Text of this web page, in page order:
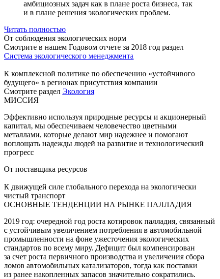
амбициозных задач как в плане роста бизнеса, так
и в плане решения экологических проблем.
Читать полностью
От соблюдения экологических норм
Смотрите в нашем Годовом отчете за 2018 год раздел
Система экологического менеджмента
К комплексной политике по обеспечению «устойчивого
будущего» в регионах присутствия компании
Смотрите раздел Экология
МИССИЯ
Эффективно используя природные ресурсы и акционерный
капитал, мы обеспечиваем человечество цветными
металлами, которые делают мир надежнее и помогают
воплощать надежды людей на развитие и технологический
прогресс
От поставщика ресурсов
К движущей силе глобального перехода на экологически
чистый транспорт
ОСНОВНЫЕ ТЕНДЕНЦИИ НА РЫНКЕ ПАЛЛАДИЯ
2019 год: очередной год роста котировок палладия, связанный
с устойчивым увеличением потребления в автомобильной
промышленности на фоне ужесточения экологических
стандартов по всему миру. Дефицит был компенсирован
за счет роста первичного производства и увеличения сбора
ломов автомобильных катализаторов, тогда как поставки
из ранее накопленных запасов значительно сократились.